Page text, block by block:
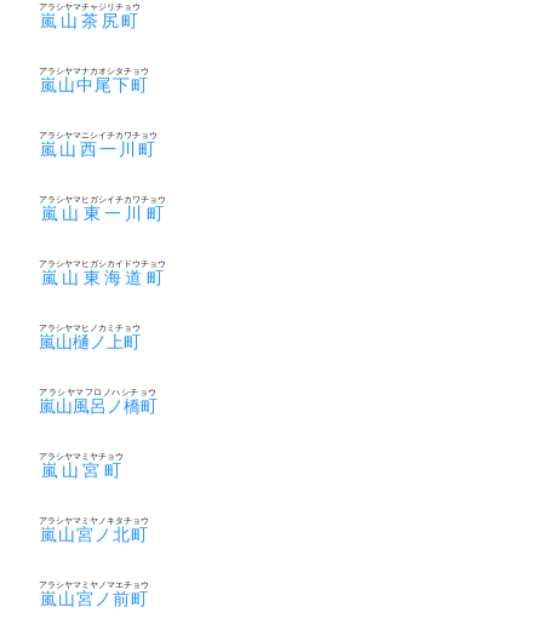
嵐山茶尻町
アラシヤマチャジリチョウ
嵐山中尾下町
アラシヤマナカオシタチョウ
嵐山西一川町
アラシヤマニシイチカワチョウ
嵐山東一川町
アラシヤマヒガシイチカワチョウ
嵐山東海道町
アラシヤマヒガシカイドウチョウ
嵐山樋ノ上町
アラシヤマヒノカミチョウ
嵐山風呂ノ橋町
アラシヤマフロノハシチョウ
嵐山宮町
アラシヤマミヤチョウ
嵐山宮ノ北町
アラシヤマミヤノキタチョウ
嵐山宮ノ前町
アラシヤマミヤノマエチョウ